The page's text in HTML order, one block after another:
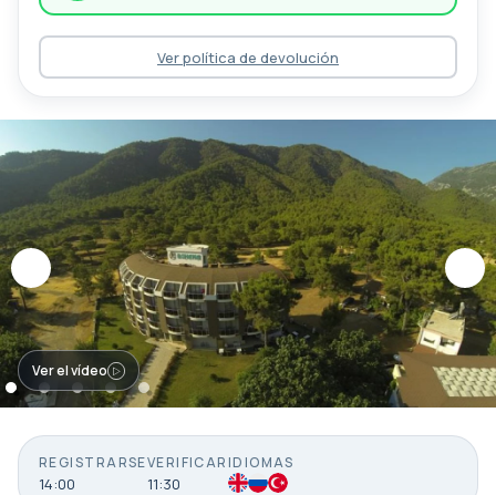
Ver el vídeo
REGISTRARSE
14:00
VERIFICAR
11:30
IDIOMAS
Ver política de devolución